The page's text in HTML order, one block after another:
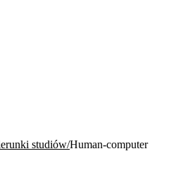
studiów Human-computer